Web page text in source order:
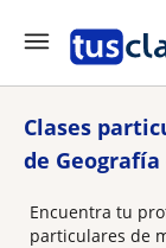
Clases
de Geografía
Encuentra tu
particulares de